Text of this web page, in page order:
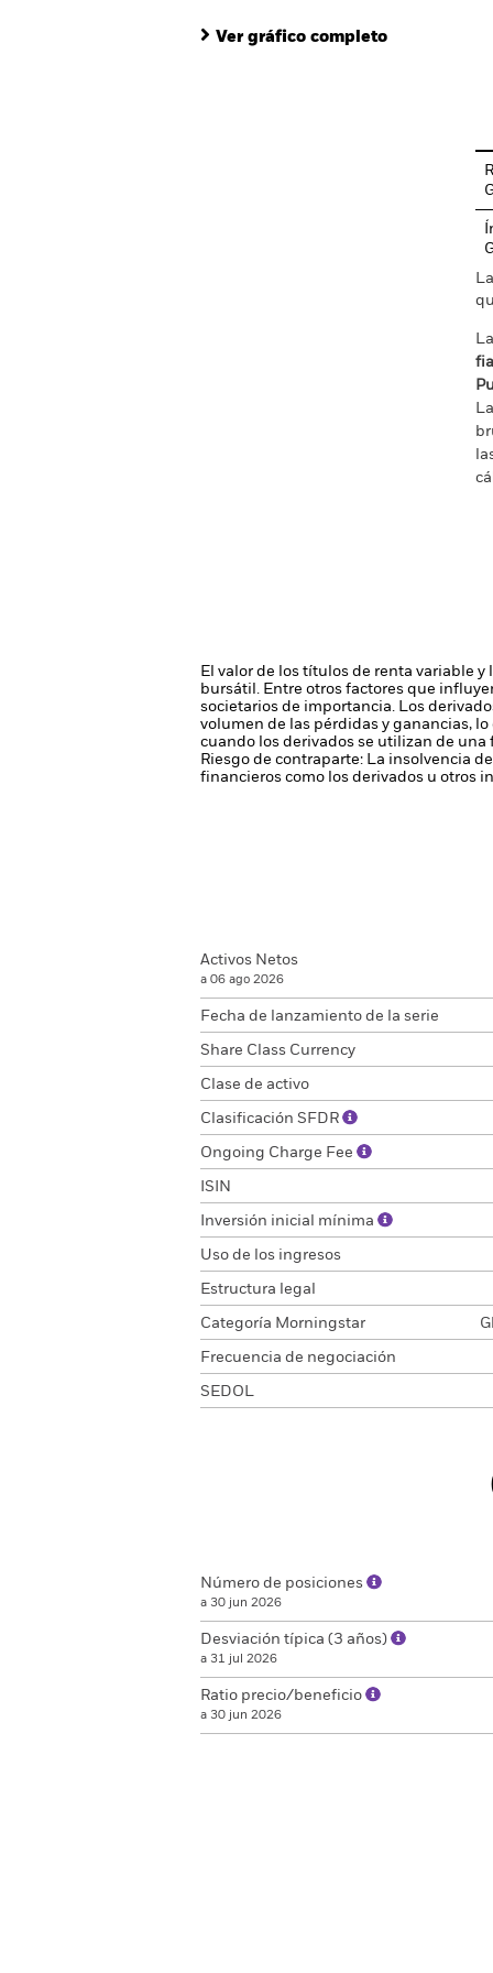
Ver gráfico completo
El valor de los títulos de renta variable
bursátil. Entre otros factores que
societarios de importancia. Los
volumen de las pérdidas y ganancias,
cuando los derivados se utilizan de
Riesgo de contraparte: La insolvencia
financieros como los derivados u otros
Activos Netos
a 06 ago 2026
Fecha de lanzamiento de la serie
Share Class Currency
Clase de activo
Clasificación SFDR
Ongoing Charge Fee
ISIN
Inversión inicial mínima
Uso de los ingresos
Estructura legal
Categoría Morningstar
Frecuencia de negociación
SEDOL
Número de posiciones
a 30 jun 2026
Desviación típica (3 años)
a 31 jul 2026
Ratio precio/beneficio
a 30 jun 2026